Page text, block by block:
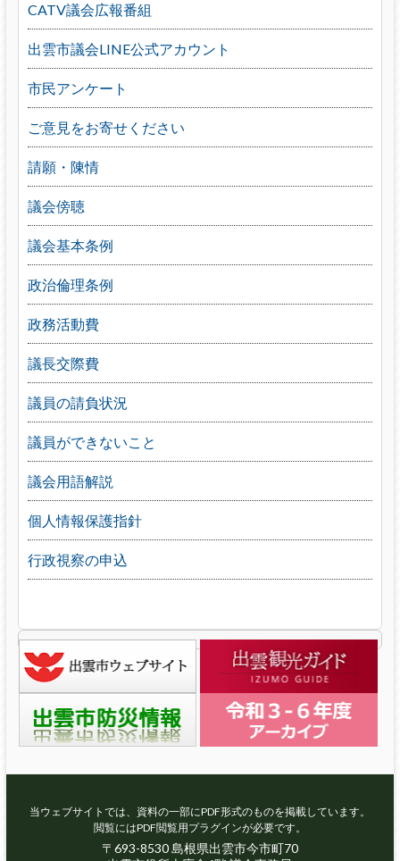
CATV議会広報番組
出雲市議会LINE公式アカウント
市民アンケート
ご意見をお寄せください
請願・陳情
議会傍聴
議会基本条例
政治倫理条例
政務活動費
議長交際費
議員の請負状況
議員ができないこと
議会用語解説
個人情報保護指針
行政視察の申込
当ウェブサイトでは、資料の一部にPDF形式のものを掲載しています。
閲覧にはPDF閲覧用プラグインが必要です。
〒693-8530 島根県出雲市今市町70